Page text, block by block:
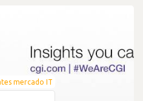
mercado IT